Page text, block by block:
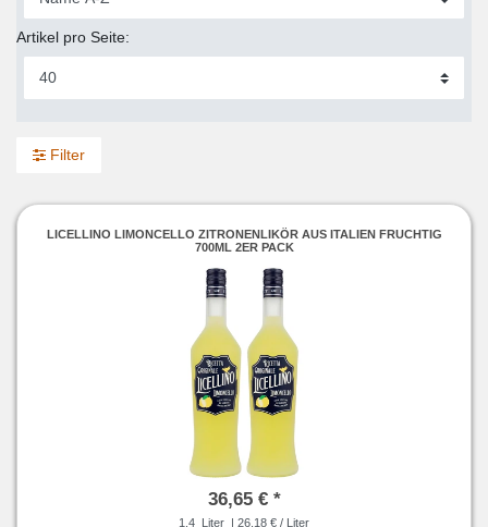
Artikel pro Seite:
Filter
LICELLINO LIMONCELLO ZITRONENLIKÖR AUS ITALIEN FRUCHTIG
700ML 2ER PACK
36,65 € *
1.4 Liter | 26,18 € / Liter